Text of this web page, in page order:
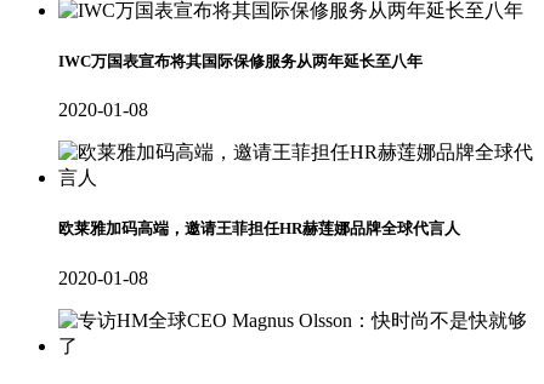
IWC万国表宣布将其国际保修服务从两年延长至八年
2020-01-08
欧莱雅加码高端，邀请王菲担任HR赫莲娜品牌全球代言人
2020-01-08